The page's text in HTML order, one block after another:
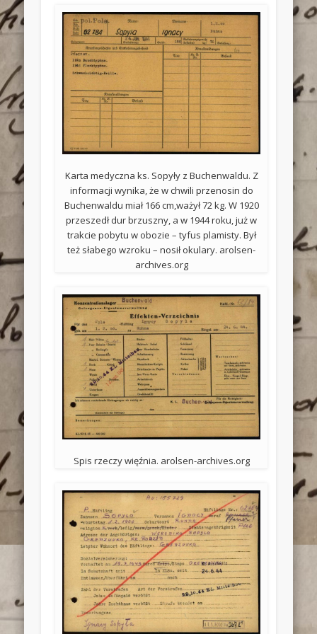
Karta medyczna ks. Sopyły z Buchenwaldu. Z
informacji wynika, że w chwili przenosin do
Buchenwaldu miał 166 cm,ważył 72 kg. W 1920
przeszedł dur brzuszny, a w 1944 roku, już w
trakcie pobytu w obozie – tyfus plamisty. Był
też słabego wzroku – nosił okulary. arolsen-
archives.org
Spis rzeczy więźnia. arolsen-archives.org